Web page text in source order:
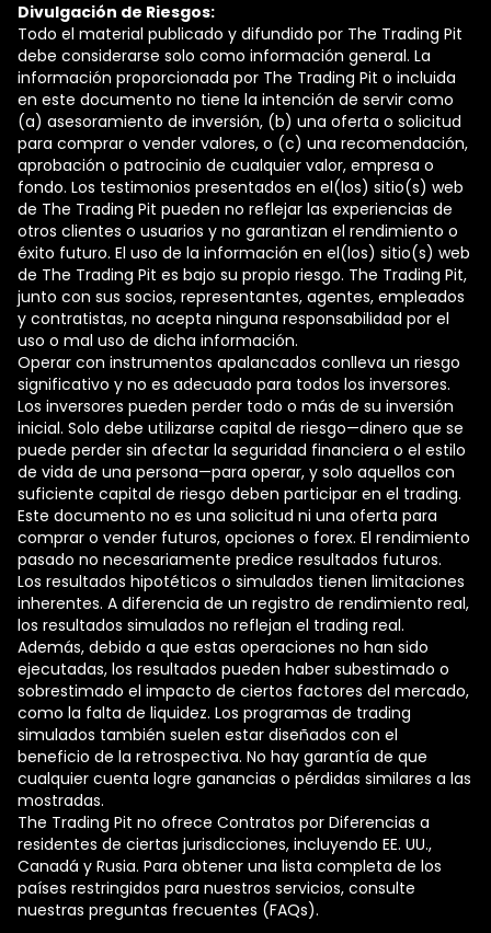
Divulgación de Riesgos:
Todo el material publicado y difundido por The Trading Pit
debe considerarse solo como información general. La
información proporcionada por The Trading Pit o incluida
en este documento no tiene la intención de servir como
(a) asesoramiento de inversión, (b) una oferta o solicitud
para comprar o vender valores, o (c) una recomendación,
aprobación o patrocinio de cualquier valor, empresa o
fondo. Los testimonios presentados en el(los) sitio(s) web
de The Trading Pit pueden no reflejar las experiencias de
otros clientes o usuarios y no garantizan el rendimiento o
éxito futuro. El uso de la información en el(los) sitio(s) web
de The Trading Pit es bajo su propio riesgo. The Trading Pit,
junto con sus socios, representantes, agentes, empleados
y contratistas, no acepta ninguna responsabilidad por el
uso o mal uso de dicha información.
Operar con instrumentos apalancados conlleva un riesgo
significativo y no es adecuado para todos los inversores.
Los inversores pueden perder todo o más de su inversión
inicial. Solo debe utilizarse capital de riesgo—dinero que se
puede perder sin afectar la seguridad financiera o el estilo
de vida de una persona—para operar, y solo aquellos con
suficiente capital de riesgo deben participar en el trading.
Este documento no es una solicitud ni una oferta para
comprar o vender futuros, opciones o forex. El rendimiento
pasado no necesariamente predice resultados futuros.
Los resultados hipotéticos o simulados tienen limitaciones
inherentes. A diferencia de un registro de rendimiento real,
los resultados simulados no reflejan el trading real.
Además, debido a que estas operaciones no han sido
ejecutadas, los resultados pueden haber subestimado o
sobrestimado el impacto de ciertos factores del mercado,
como la falta de liquidez. Los programas de trading
simulados también suelen estar diseñados con el
beneficio de la retrospectiva. No hay garantía de que
cualquier cuenta logre ganancias o pérdidas similares a las
mostradas.
The Trading Pit no ofrece Contratos por Diferencias a
residentes de ciertas jurisdicciones, incluyendo EE. UU.,
Canadá y Rusia. Para obtener una lista completa de los
países restringidos para nuestros servicios, consulte
nuestras preguntas frecuentes (FAQs).